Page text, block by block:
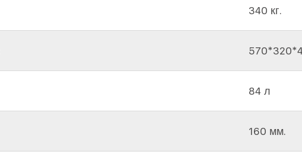
340 кг.
84 л
160 мм.